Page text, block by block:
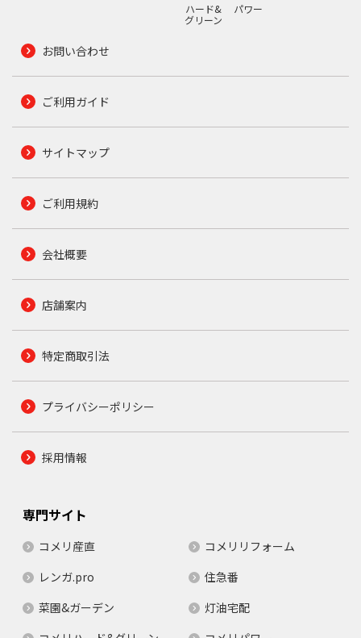
ハード&
グリーン
パワー
お問い合わせ
ご利用ガイド
サイトマップ
ご利用規約
会社概要
店舗案内
特定商取引法
プライバシーポリシー
採用情報
専門サイト
コメリ産直
コメリリフォーム
レンガ.pro
住急番
菜園&ガーデン
灯油宅配